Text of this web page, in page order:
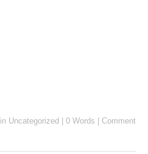
in Uncategorized 0 Words Comment